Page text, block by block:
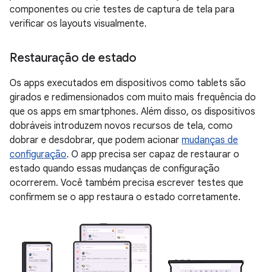
componentes ou crie testes de captura de tela para
verificar os layouts visualmente.
Restauração de estado
Os apps executados em dispositivos como tablets são
girados e redimensionados com muito mais frequência do
que os apps em smartphones. Além disso, os dispositivos
dobráveis introduzem novos recursos de tela, como
dobrar e desdobrar, que podem acionar mudanças de
configuração. O app precisa ser capaz de restaurar o
estado quando essas mudanças de configuração
ocorrerem. Você também precisa escrever testes que
confirmem se o app restaura o estado corretamente.